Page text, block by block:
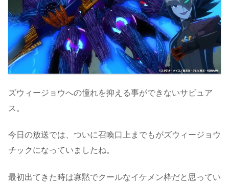
ズウィージョウへの憧れを抑える事ができないサビュア
ス。
今日の放送では、ついに召喚口上までもがズウィージョウ
チックになっていましたね。
最初出てきた時は寡黙でクールなイケメン枠だと思ってい